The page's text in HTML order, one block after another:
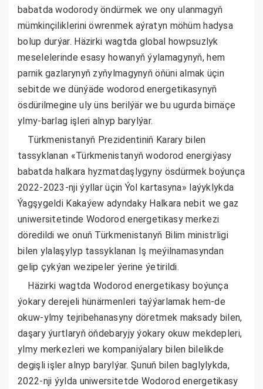
babatda wodorody öndürmek we ony ulanmagyň
mümkinçiliklerini öwrenmek aýratyn möhüm hadysa
bolup durýar. Häzirki wagtda global howpsuzlyk
meselelerinde esasy howanyň ýylamagynyň, hem
parnik gazlarynyň zyňylmagynyň öňüni almak üçin
sebitde we dünýäde wodorod energetikasynyň
ösdürilmegine uly üns berilýär we bu ugurda birnäçe
ylmy-barlag işleri alnyp barylýar.
Türkmenistanyň Prezidentiniň Karary bilen
tassyklanan «Türkmenistanyň wodorod energiýasy
babatda halkara hyzmatdaşlygyny ösdürmek boýunça
2022-2023-nji ýyllar üçin Ýol kartasyna» laýyklykda
Ýagşygeldi Kakaýew adyndaky Halkara nebit we gaz
uniwersitetinde Wodorod energetikasy merkezi
döredildi we onuň Türkmenistanyň Bilim ministrligi
bilen ylalaşylyp tassyklanan Iş meýilnamasyndan
gelip çykýan wezipeler ýerine ýetirildi.
Häzirki wagtda Wodorod energetikasy boýunça
ýokary derejeli hünärmenleri taýýarlamak hem-de
okuw-ylmy tejribehanasyny döretmek maksady bilen,
daşary ýurtlaryň öňdebaryjy ýokary okuw mekdepleri,
ylmy merkezleri we kompaniýalary bilen bilelikde
degişli işler alnyp barylýar. Şunuň bilen baglylykda,
2022-nji ýylda uniwersitetde Wodorod energetikasy